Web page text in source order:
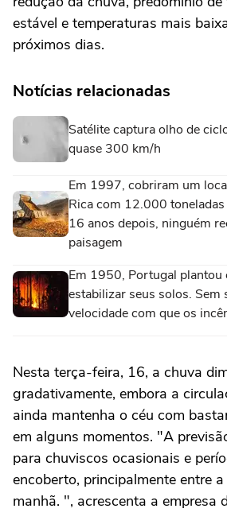
estável e temperaturas mais
próximos dias.
Notícias relacionadas
Satélite captura olho de
quase 300 km/h
Em 1997, cobriram um
Rica com 12.000 toneladas
16 anos depois, ninguém
paisagem
Em 1950, Portugal plantou
estabilizar seus solos. Sem
velocidade com que os
Nesta terça-feira, 16, a chuva
gradativamente, embora a
ainda mantenha o céu com
em alguns momentos. "A
para chuviscos ocasionais e
encoberto, principalmente entre
manhã. ", acrescenta a empresa